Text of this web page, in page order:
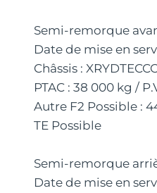
Semi-remorque
Date de mise en
Châssis :
PTAC : 38 000 kg /
Autre F2 Possible :
TE Possible
Semi-remorque
Date de mise en